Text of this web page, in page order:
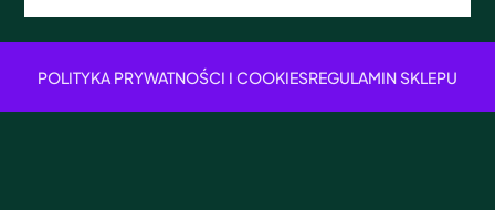
POLITYKA PRYWATNOŚCI I COOKIESREGULAMIN SKLEPU